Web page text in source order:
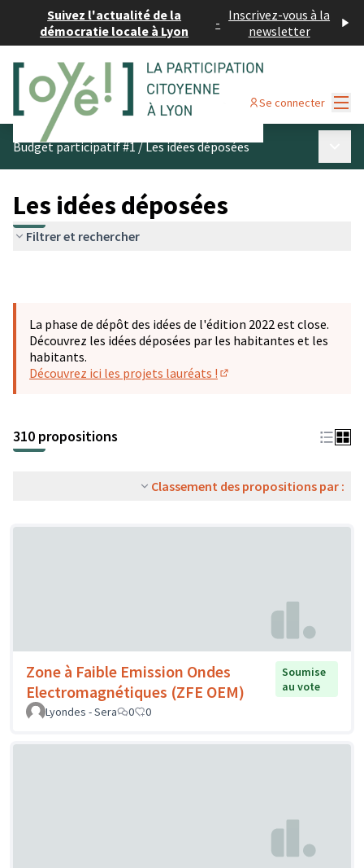
Suivez l'actualité de la
démocratie locale à Lyon
- Inscrivez-vous à la
newsletter
Se connecter
Budget participatif #1/Les idées déposées
Les idées déposées
Filtrer et rechercher
La phase de dépôt des idées de l'édition 2022 est close.
Découvrez les idées déposées par les habitantes et les
habitants.
Découvrez ici les projets lauréats !
310 propositions
Classement des propositions par :
Zone à Faible Emission Ondes
Electromagnétiques (ZFE OEM)
Soumise
au vote
Lyondes - Sera
0 0